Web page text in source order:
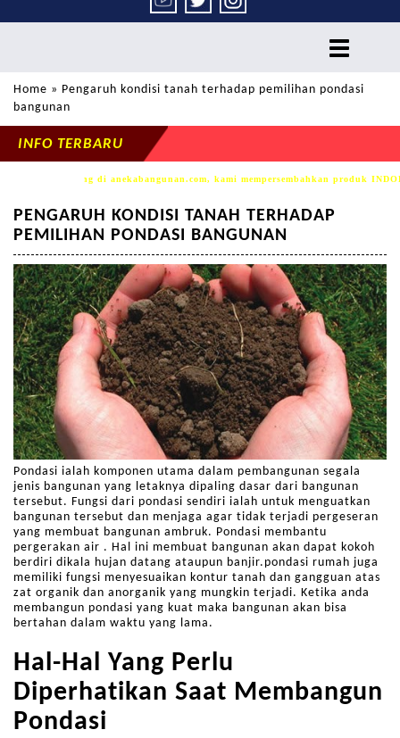
toggle
Home » Pengaruh kondisi tanah terhadap pemilihan pondasi
bangunan
INFO TERBARU
Selamat datang di anekabangunan.com, kami mempersembahkan produk
PENGARUH KONDISI TANAH TERHADAP
PEMILIHAN PONDASI BANGUNAN
Pondasi ialah komponen utama dalam pembangunan segala
jenis bangunan yang letaknya dipaling dasar dari bangunan
tersebut. Fungsi dari pondasi sendiri ialah untuk menguatkan
bangunan tersebut dan menjaga agar tidak terjadi pergeseran
yang membuat bangunan ambruk. Pondasi membantu
pergerakan air . Hal ini membuat bangunan akan dapat kokoh
berdiri dikala hujan datang ataupun banjir.pondasi rumah juga
memiliki fungsi menyesuaikan kontur tanah dan gangguan atas
zat organik dan anorganik yang mungkin terjadi. Ketika anda
membangun pondasi yang kuat maka bangunan akan bisa
bertahan dalam waktu yang lama.
Hal-Hal Yang Perlu
Diperhatikan Saat Membangun
Pondasi